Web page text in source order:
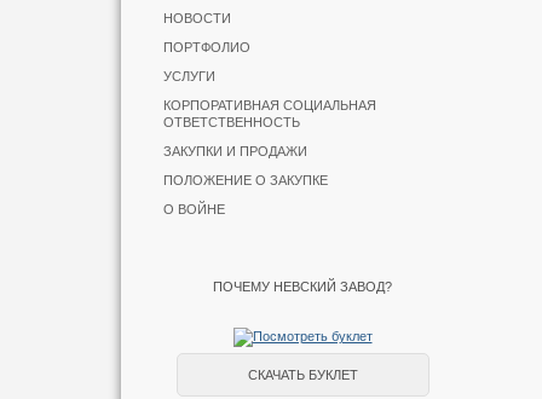
НОВОСТИ
ПОРТФОЛИО
УСЛУГИ
КОРПОРАТИВНАЯ СОЦИАЛЬНАЯ
ОТВЕТСТВЕННОСТЬ
ЗАКУПКИ И ПРОДАЖИ
ПОЛОЖЕНИЕ О ЗАКУПКЕ
О ВОЙНЕ
ПОЧЕМУ НЕВСКИЙ ЗАВОД?
СКАЧАТЬ БУКЛЕТ